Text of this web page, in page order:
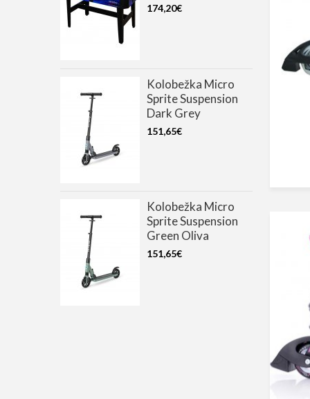
174,20€
Kolobežka Micro
Sprite Suspension
Dark Grey
151,65€
Kolobežka Micro
Sprite Suspension
Green Oliva
151,65€